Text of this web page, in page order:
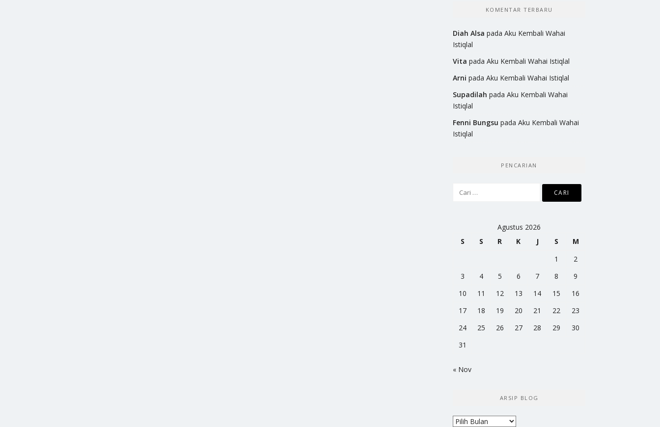
KOMENTAR TERBARU
Diah Alsa pada Aku Kembali Wahai
Istiqlal
Vita pada Aku Kembali Wahai Istiqlal
Arni pada Aku Kembali Wahai Istiqlal
Supadilah pada Aku Kembali Wahai
Istiqlal
Fenni Bungsu pada Aku Kembali Wahai
Istiqlal
PENCARIAN
Cari
Agustus 2026
S
S R K J S
M
1
2
3
4 5 6 7 8
9
10
11 12 13 14 15
16
17
18 19 20 21 22
23
24
25 26 27 28 29
30
31
« Nov
ARSIP BLOG
Arsip